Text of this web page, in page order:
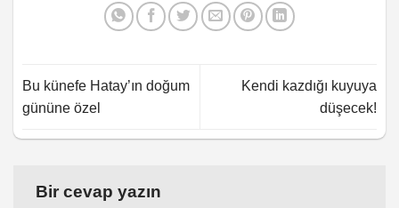
Bu künefe Hatay’ın doğum
gününe özel
Kendi kazdığı kuyuya
düşecek!
Bir cevap yazın